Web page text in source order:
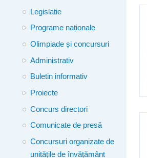
Legislatie
Programe naționale
Olimpiade și concursuri
Administrativ
Buletin informativ
Proiecte
Concurs directori
Comunicate de presă
Concursuri organizate de
unitățile de învățământ